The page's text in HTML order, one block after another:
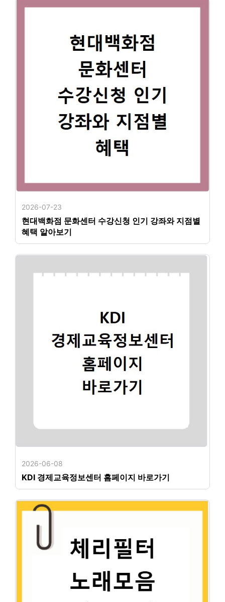
2026-07-23
현대백화점 문화센터 수강신청 인기 강좌와 지점별
혜택 알아보기
2026-06-08
KDI 경제교육정보센터 홈페이지 바로가기